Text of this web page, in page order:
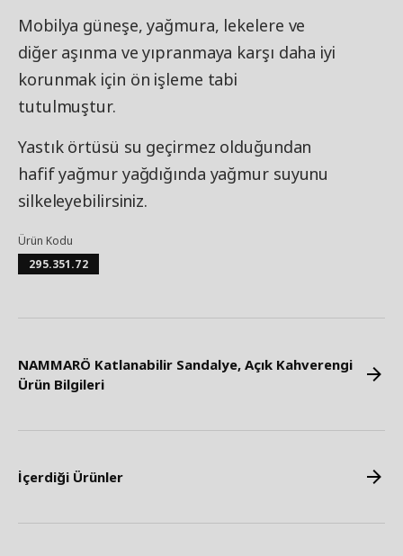
Mobilya güneşe, yağmura, lekelere ve
diğer aşınma ve yıpranmaya karşı daha iyi
korunmak için ön işleme tabi
tutulmuştur.
Yastık örtüsü su geçirmez olduğundan
hafif yağmur yağdığında yağmur suyunu
silkeleyebilirsiniz.
Ürün Kodu
295.351.72
NAMMARÖ Katlanabilir Sandalye, Açık Kahverengi
Ürün Bilgileri
İçerdiği Ürünler